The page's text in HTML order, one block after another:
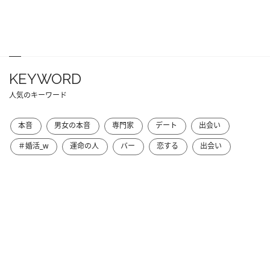
KEYWORD
人気のキーワード
本音 男女の本音 専門家 デート
出会い
＃婚活_w
運命の人 バー 恋する 出会い